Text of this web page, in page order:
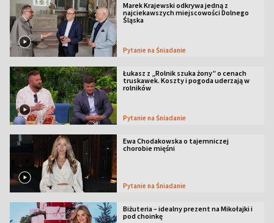
Marek Krajewski odkrywa jedną z
najciekawszych miejscowości Dolnego
Śląska
Pytanie na Śniadanie
Łukasz z „Rolnik szuka żony” o cenach
truskawek. Koszty i pogoda uderzają w
rolników
Pytanie na Śniadanie
Ewa Chodakowska o tajemniczej
chorobie mięśni
Pytanie na Śniadanie
Biżuteria – idealny prezent na Mikołajki i
pod choinkę